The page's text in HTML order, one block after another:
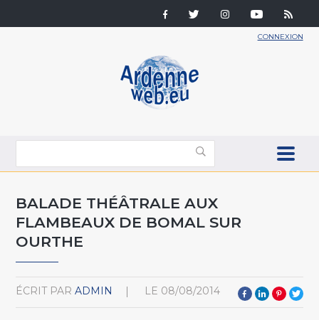
CONNEXION
BALADE THÉÂTRALE AUX
FLAMBEAUX DE BOMAL SUR
OURTHE
ÉCRIT PAR ADMIN LE 08/08/2014